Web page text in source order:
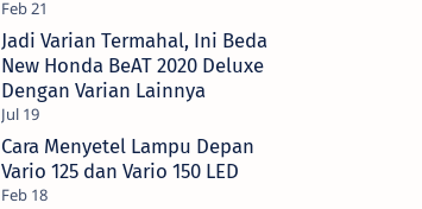
Jadi Varian Termahal, Ini Beda
New Honda BeAT 2020 Deluxe
Dengan Varian Lainnya
Cara Menyetel Lampu Depan
Vario 125 dan Vario 150 LED